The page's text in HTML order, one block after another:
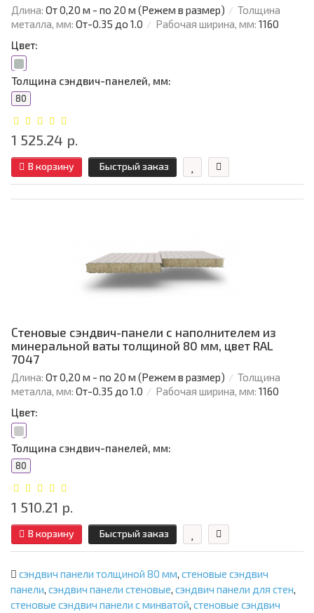
Длина: От 0,20 м - по 20 м (Режем в размер)
Толщина
металла, мм: От-0.35 до 1.0 Рабочая ширина, мм: 1160
Цвет:
Толщина сэндвич-панелей, мм:
80
1 525.24 р.
В корзину Быстрый заказ
Стеновые сэндвич-панели с наполнителем из
минеральной ваты толщиной 80 мм, цвет RAL
7047
Длина: От 0,20 м - по 20 м (Режем в размер)
Толщина
металла, мм: От-0.35 до 1.0 Рабочая ширина, мм: 1160
Цвет:
Толщина сэндвич-панелей, мм:
80
1 510.21 р.
В корзину Быстрый заказ
сэндвич панели толщиной 80 мм, стеновые сэндвич
панели, сэндвич панели стеновые, сэндвич панели для стен,
стеновые сэндвич панели с минватой, стеновые сэндвич